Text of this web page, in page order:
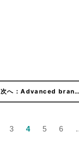
次へ：Advanced bran…
3 4 5 6